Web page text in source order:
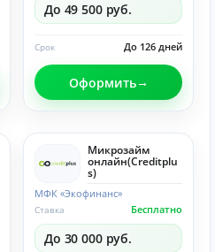
До 49 500 руб.
До 126 дней
Срок
Оформить
Микрозайм
онлайн(Creditplu
s)
МФК «Экофинанс»
Бесплатно
Ставка
До 30 000 руб.